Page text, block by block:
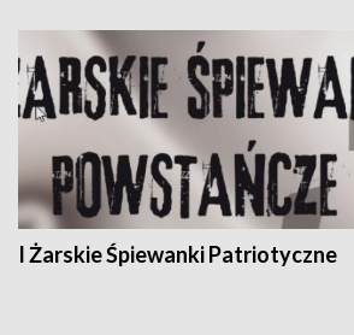
I Żarskie Śpiewanki Patriotyczne